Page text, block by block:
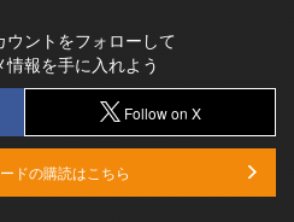
ウントをフォローして
報を手に入れよう
Follow on X
ドの購読はこちら